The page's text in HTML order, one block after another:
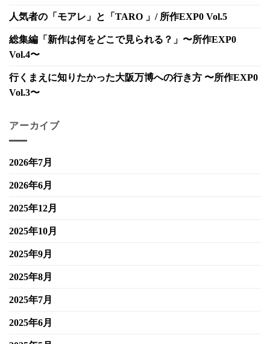
人気者の「モアレ」と「TARO 」/ 所作EXP0 Vol.5
総集編「新作は何をどこで見られる？」〜所作EXP0
Vol.4〜
行くまえに知りたかった大阪万博への行き方 〜所作EXP0
Vol.3〜
アーカイブ
2026年7月
2026年6月
2025年12月
2025年10月
2025年9月
2025年8月
2025年7月
2025年6月